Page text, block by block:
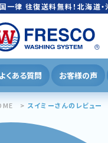
一律 往復送料無料！北海道・
よくある質問 お客様の声
スイミーさんのレビュー